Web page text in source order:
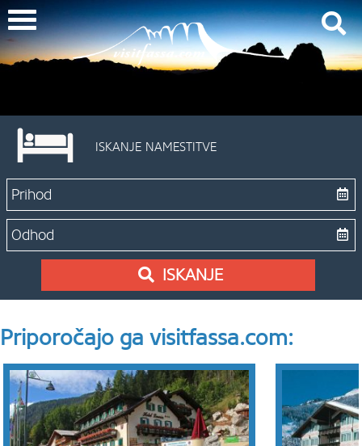
ISKANJE NAMESTITVE
ISKANJE
Priporočajo ga visitfassa.com: